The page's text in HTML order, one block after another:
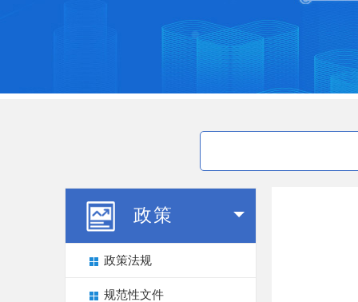
政策
政策法规
规范性文件